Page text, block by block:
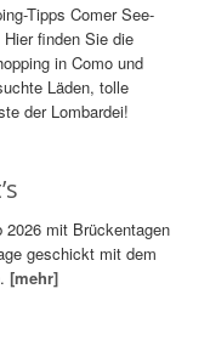
Tipps Comer See-
finden Sie die
in Como und
Läden, tolle
der Lombardei!
2026 mit Brückentagen
geschickt mit dem
[mehr]